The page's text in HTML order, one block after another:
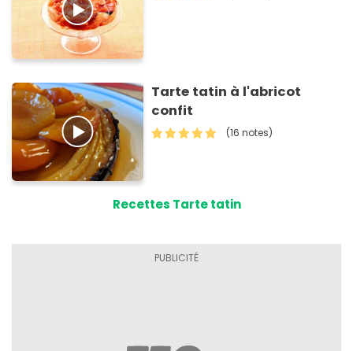
Tarte tatin à l'abricot
confit
(16 notes)
Recettes Tarte tatin